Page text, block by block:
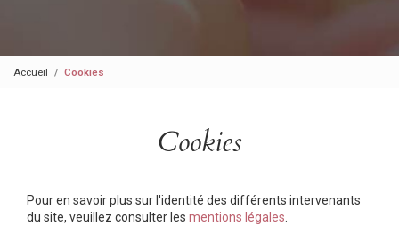
Accueil Cookies
Cookies
Pour en savoir plus sur l'identité des différents intervenants
du site, veuillez consulter les mentions légales